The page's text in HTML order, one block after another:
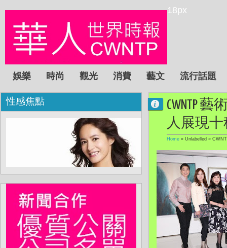
18px
娛樂 時尚 觀光 消費 藝文 流行話題
CWNTP
人展現
Home » Unlabelled »
性感焦點